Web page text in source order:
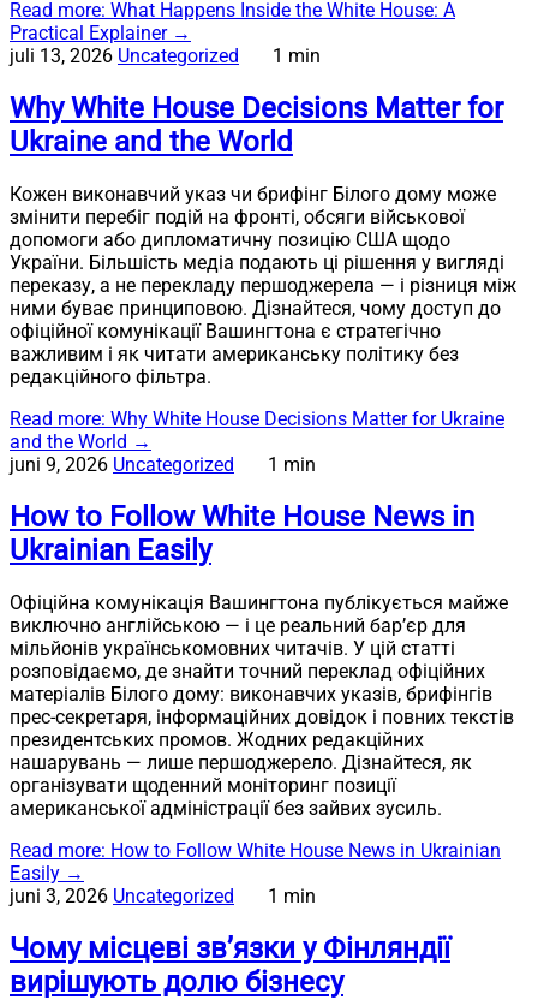
Read more: What Happens Inside the White House: A
Practical Explainer→
juli 13, 2026 Uncategorized 1 min
Why White House Decisions Matter for
Ukraine and the World
Кожен виконавчий указ чи брифінг Білого дому може
змінити перебіг подій на фронті, обсяги військової
допомоги або дипломатичну позицію США щодо
України. Більшість медіа подають ці рішення у вигляді
переказу, а не перекладу першоджерела — і різниця між
ними буває принциповою. Дізнайтеся, чому доступ до
офіційної комунікації Вашингтона є стратегічно
важливим і як читати американську політику без
редакційного фільтра.
Read more: Why White House Decisions Matter for Ukraine
and the World →
juni 9, 2026 Uncategorized 1 min
How to Follow White House News in
Ukrainian Easily
Офіційна комунікація Вашингтона публікується майже
виключно англійською — і це реальний бар’єр для
мільйонів українськомовних читачів. У цій статті
розповідаємо, де знайти точний переклад офіційних
матеріалів Білого дому: виконавчих указів, брифінгів
прес-секретаря, інформаційних довідок і повних текстів
президентських промов. Жодних редакційних
нашарувань — лише першоджерело. Дізнайтеся, як
організувати щоденний моніторинг позиції
американської адміністрації без зайвих зусиль.
Read more: How to Follow White House News in Ukrainian
Easily →
juni 3, 2026 Uncategorized 1 min
Чому місцеві зв’язки у Фінляндії
вирішують долю бізнесу